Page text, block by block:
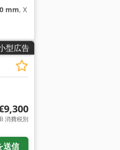
mm, X
型広告
消費税別
送信